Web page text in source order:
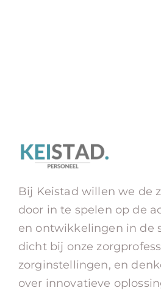
Bij Keistad willen we de
door in te spelen op de
en ontwikkelingen in de
dicht bij onze
zorginstellingen, en
over innovatieve